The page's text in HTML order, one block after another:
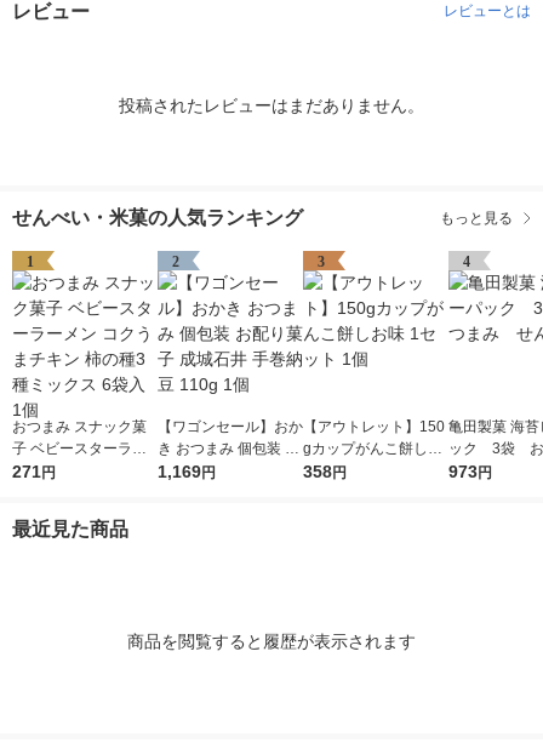
レビュー レビューとは
投稿されたレビューはまだありません。
せんべい・米菓の人気ランキング もっと見る
1
おつまみ スナック菓
子 ベビースターラー
メン コクうまチキン
271円
2
【ワゴンセール】おか
き おつまみ 個包装 お
配り菓子 成城石井 手
1,169円
3
【アウトレット】150
gカップがんこ餅しお
味 1セット 1個
358円
4
亀田製菓 海苔
ック 3袋 お
み せんべい
973円
最近見た商品
商品を閲覧すると履歴が表示されます